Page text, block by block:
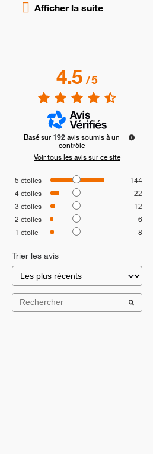
4.5/5
Basé sur 192avis soumis à un
contrôle
Voir tous les avis sur ce site
5 étoiles
144
4étoiles
22
3 étoiles
12
2 étoiles
6
1 étoile 8
Trier les avis